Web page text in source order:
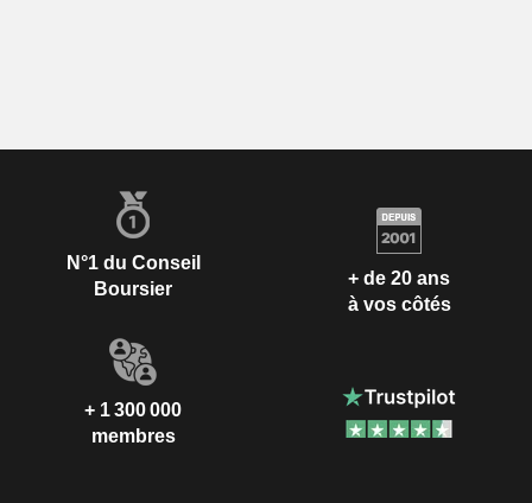
N°1 du Conseil
Boursier
+ de 20 ans
à vos côtés
+ 1 300 000
membres